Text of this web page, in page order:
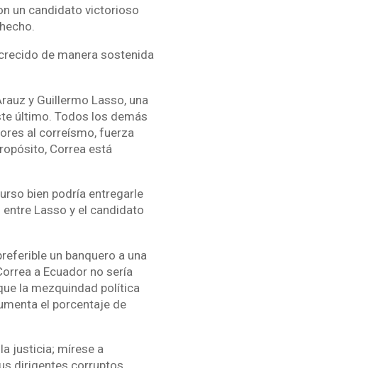
un candidato victorioso
de manera sostenida
y Guillermo Lasso, una
último. Todos los demás
al correísmo, fuerza
Correa está
bien podría entregarle
Lasso y el candidato
un banquero a una
a Ecuador no sería
la mezquindad política
el porcentaje de
justicia; mírese a